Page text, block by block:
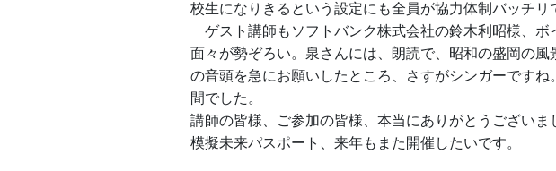
校生になりきるという設定にも全員が協力体制バッチリ
ゲスト講師もソフトバンク株式会社の鈴木利昭様、
面々が勢ぞろい。泉さんには、朗読で、昭和の盛岡の
の音頭を急にお願いしたところ、さすがシンガーです
間でした。
講師の皆様、ご参加の皆様、本当にありがとうございま
模擬未来パスポート、来年もまた開催したいです。